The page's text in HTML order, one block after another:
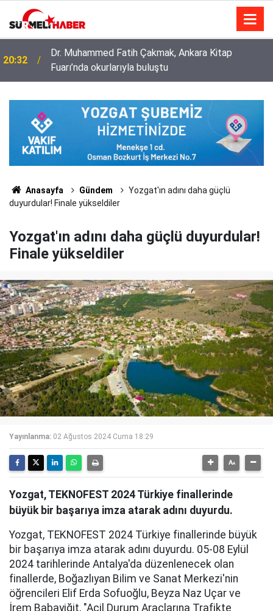
20:32
Dr. Muhammed Fatih Çakmak, Ankara Kitap
Fuarı’nda okurlarıyla buluştu
14:52
Diyanet İşleri Başkanlığı ile Türkiye Diyanet Vakfı
milyonları sevindirdi
Anasayfa Gündem
Yozgat'ın adını daha güçlü
duyurdular! Finale yükseldiler
Yozgat'ın adını daha güçlü duyurdular!
Finale yükseldiler
Yayınlanma: 02 Ağustos 2024 Cuma 18:29
Yozgat, TEKNOFEST 2024 Türkiye finallerinde
büyük bir başarıya imza atarak adını duyurdu.
Yozgat, TEKNOFEST 2024 Türkiye finallerinde büyük
bir başarıya imza atarak adını duyurdu. 05-08 Eylül
2024 tarihlerinde Antalya'da düzenlenecek olan
finallerde, Boğazlıyan Bilim ve Sanat Merkezi'nin
öğrencileri Elif Erda Sofuoğlu, Beyza Naz Uçar ve
İrem Babayiğit, "Acil Durum Araçlarına Trafikte